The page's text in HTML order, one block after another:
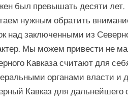
был превышать десяти лет.
нужным обратить
над заключенными из
Мы можем привести не
Кавказа считают для
органами власти и
Кавказ для дальнейшего